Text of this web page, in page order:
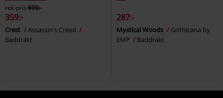
rek-pris 699:-
359:-
Crest
Assassin's Creed
Baddräkt
287:-
Mystical Woods
Gothicana by
EMP
Baddräkt